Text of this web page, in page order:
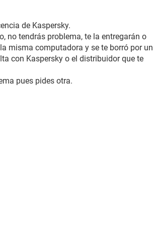
de Kaspersky.
no tendrás problema, te la entregarán o
misma computadora y se te borró por un
con Kaspersky o el distribuidor que te
pues pides otra.